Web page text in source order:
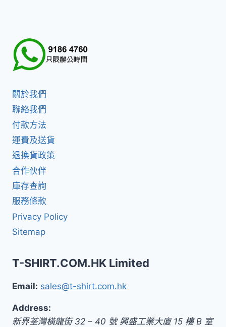
關於我們
聯絡我們
付款方法
運費及送貨
退換貨政策
合作伙伴
庫存查詢
服務條款
Privacy Policy
Sitemap
T-SHIRT.COM.HK Limited
Email: sales@t-shirt.com.hk
Address:
新界荃灣橫龍街 32 – 40 號 興盛工業大廈 15 樓 B 室